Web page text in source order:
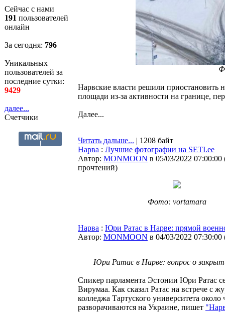
Сейчас с нами
191 пользователей
онлайн
За сегодня: 796
Уникальных
пользователей за
последние сутки:
9429
далее...
Счетчики
Нарвские власти решили приостановить
площади из-за активности на границе,
Далее...
Читать дальше... | 1208 байт
Нарва : Лучшие фотографии на SETI.ee
Автор: MONMOON в 05/03/2022 07:00:00
прочтений)
Фото: vortamara
Нарва : Юри Ратас в Нарве: прямой
Автор: MONMOON в 04/03/2022 07:30:00
Юри Ратас в Нарве: вопрос о
Спикер парламента Эстонии Юри Ратас
Вирумаа. Как сказал Ратас на встрече с
колледжа Тартуского университета
разворачиваются на Украине, пишет